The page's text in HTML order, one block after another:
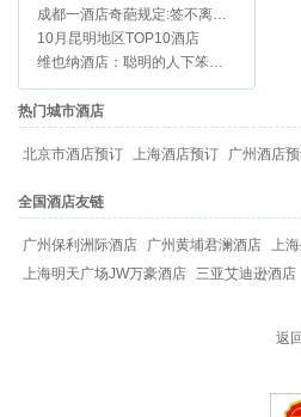
成都一酒店奇葩规定:签不离婚保证书方可办婚宴
10月昆明地区TOP10酒店
维也纳酒店：聪明的人下笨功夫
热门城市酒店
北京市酒店预订 上海酒店预订 广州酒店
全国酒店友链
广州保利洲际酒店 广州黄埔君澜酒店 上
上海明天广场JW万豪酒店 三亚艾迪逊酒店
返